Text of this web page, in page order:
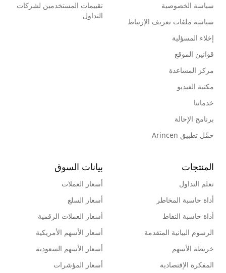
سياسة الخصوصية
سياسة ملفات تعريف الإرتباط
إخلاء المسؤلية
قوانين الموقع
مركز المساعدة
مكتبة الفيديو
خدماتنا
برنامج الإحالة
حمِّل تطبيق Arincen
تقييمات المستخدمين لشركات
التداول
المنتجات
تعلم التداول
أداة حاسبة المخاطر
أداة حاسبة النقاط
الرسوم البيانية المتقدمة
خريطة الأسهم
المفكرة الإقتصادية
بيانات السوق
أسعار العملات
أسعار السلع
أسعار العملات الرقمية
أسعار الأسهم الأمريكية
أسعار الأسهم السعودية
أسعار المؤشرات